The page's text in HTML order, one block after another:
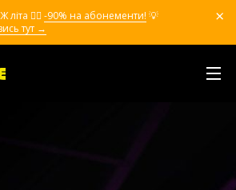
❤️‍🔥 -90% на абонементи! 💡
тут →